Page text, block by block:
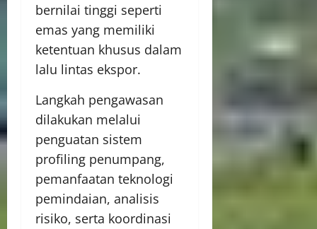
bernilai tinggi seperti
emas yang memiliki
ketentuan khusus dalam
lalu lintas ekspor.
Langkah pengawasan
dilakukan melalui
penguatan sistem
profiling penumpang,
pemanfaatan teknologi
pemindaian, analisis
risiko, serta koordinasi